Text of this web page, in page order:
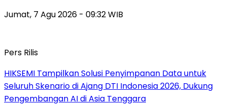
Jumat, 7 Agu 2026 - 09:32 WIB
Pers Rilis
HIKSEMI Tampilkan Solusi Penyimpanan Data untuk
Seluruh Skenario di Ajang DTI Indonesia 2026, Dukung
Pengembangan AI di Asia Tenggara